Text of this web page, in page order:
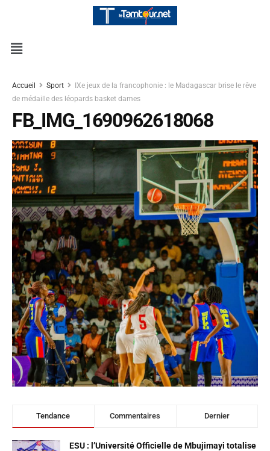
Accueil Sport
IXe jeux de la francophonie : le Madagascar brise le rêve
de médaille des léopards basket dames
FB_IMG_1690962618068
Tendance Commentaires Dernier
ESU : l’Université Officielle de Mbujimayi totalise